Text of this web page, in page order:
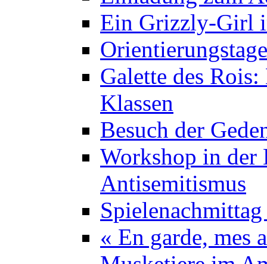
Ein Grizzly-Girl
Galette des
Klassen
Besuch der
Workshop in der
Antisemitismus
« En garde, mes